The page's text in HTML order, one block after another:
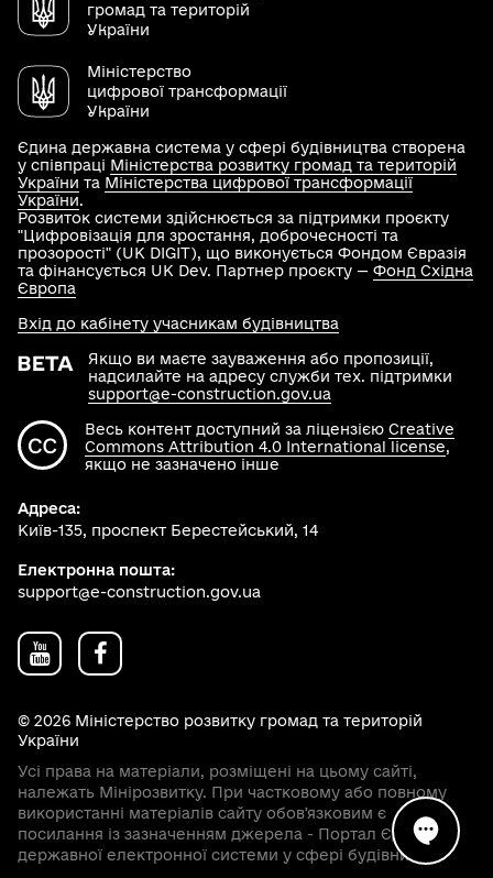
громад та територій
України
Міністерство
цифрової трансформації
України
Єдина державна система у сфері будівництва створена
у співпраці Міністерства розвитку громад та територій
України та Міністерства цифрової трансформації
України.
Розвиток системи здійснюється за підтримки проєкту
"Цифровізація для зростання, доброчесності та
прозорості" (UK DIGIT), що виконується Фондом Євразія
та фінансується UK Dev. Партнер проєкту — Фонд Східна
Європа
Якщо ви маєте зауваження або пропозиції,
надсилайте на адресу служби тех. підтримки
support@e-construction.gov.ua
Весь контент доступний за ліцензією Creative
Commons Attribution 4.0 International license,
якщо не зазначено інше
Вхід до кабінету учасникам будівництва
Адреса:
Київ-135, проспект Берестейський, 14
Електронна пошта:
support@e-construction.gov.ua
© 2026 Міністерство розвитку громад та територій
України
Усі права на матеріали, розміщені на цьому сайті,
належать Мінірозвитку. При частковому або повному
використанні матеріалів сайту обовʼязковим є
посилання із зазначенням джерела - Портал Єдиної
державної електронної системи у сфері будівництва